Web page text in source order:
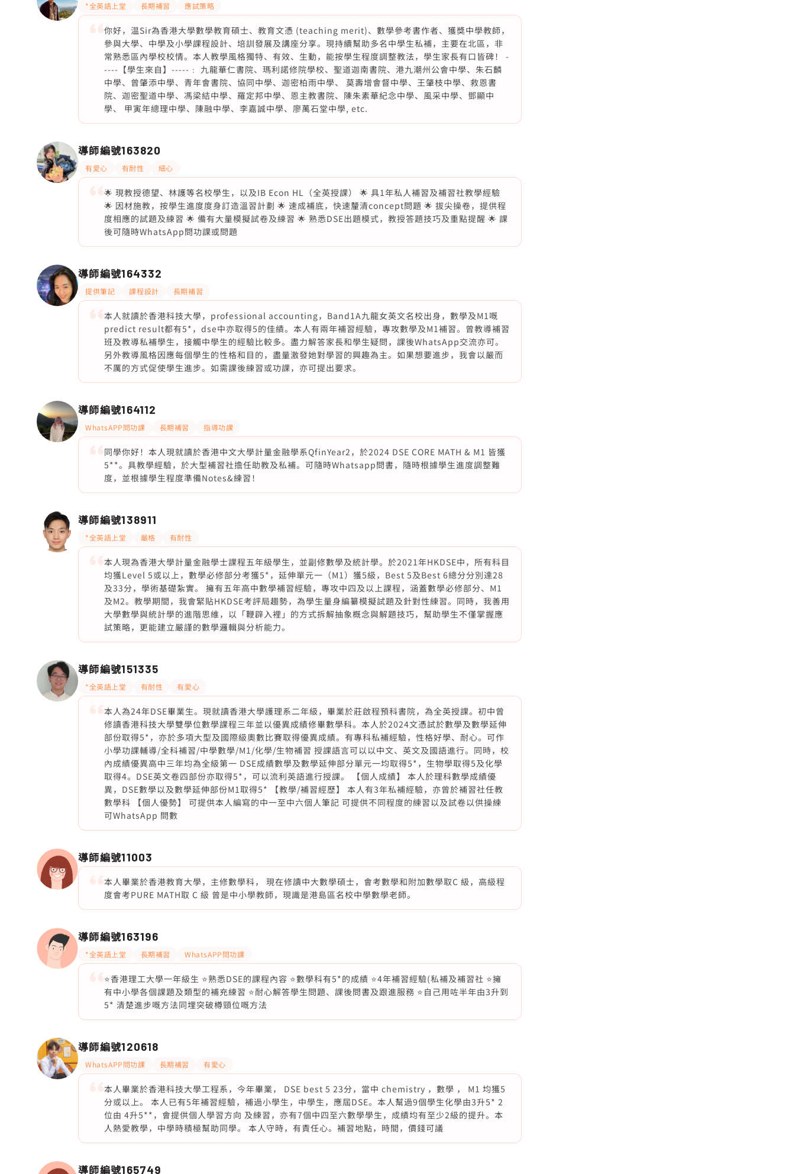
*全英語上堂 長期補習 應試策略
你好，温Sir為香港大學數學教育碩士、教育文憑 (teaching merit)、數學參考書作者、獲獎中學教師，
參與大學、中學及小學課程設計、培訓發展及講座分享。現持續幫助多名中學生私補，主要在北區，非
常熟悉區內學校校情。本人教學風格獨特、有效、生動，能按學生程度調整教法，學生家長有口皆碑！ -
----【學生來自】-----﹕ 九龍華仁書院、瑪利諾修院學校、聖道迦南書院、港九潮州公會中學、朱石麟
中學、曾肇添中學、青年會書院、協同中學、迦密柏雨中學、 莫壽增會督中學、王肇枝中學、救恩書
院、迦密聖道中學、馮梁結中學、羅定邦中學、恩主教書院、陳朱素華紀念中學、風采中學、鄧顯中
學、 甲寅年總理中學、陳融中學、李嘉誠中學、廖萬石堂中學, etc.
導師編號163820
有愛心 有耐性 細心
🌟 現教授德望、林護等名校學生，以及IB Econ HL（全英授課） 🌟 具1年私人補習及補習社教學經驗
🌟 因材施教，按學生進度度身訂造溫習計劃 🌟 速成補底，快速釐清concept問題 🌟 拔尖操卷，提供程
度相應的試題及練習 🌟 備有大量模擬試卷及練習 🌟 熟悉DSE出題模式，教授答題技巧及重點提醒 🌟 課
後可隨時WhatsApp問功課或問題
導師編號164332
提供筆記 課程設計 長期補習
本人就讀於香港科技大學，professional accounting，Band1A九龍女英文名校出身，數學及M1嘅
predict result都有5*，dse中亦取得5的佳績。本人有兩年補習經驗，專攻數學及M1補習。曾教導補習
班及教導私補學生，接觸中學生的經驗比較多。盡力解答家長和學生疑問，課後WhatsApp交流亦可。
另外教導風格因應每個學生的性格和目的，盡量激發她對學習的興趣為主。如果想要進步，我會以嚴而
不厲的方式促使學生進步。如需課後練習或功課，亦可提出要求。
導師編號164112
WhatsAPP問功課 長期補習 指導功課
同學你好！本人現就讀於香港中文大學計量金融學系QfinYear2，於2024 DSE CORE MATH & M1 皆獲
5**。具教學經驗，於大型補習社擔任助教及私補。可隨時Whatsapp問書，隨時根據學生進度調整難
度，並根據學生程度準備Notes&練習！
導師編號138911
*全英語上堂 嚴格 有耐性
本人現為香港大學計量金融學士課程五年級學生，並副修數學及統計學。於2021年HKDSE中，所有科目
均獲Level 5或以上，數學必修部分考獲5*，延伸單元一（M1）獲5級，Best 5及Best 6總分分別達28
及33分，學術基礎紮實。 擁有五年高中數學補習經驗，專攻中四及以上課程，涵蓋數學必修部分、M1
及M2。教學期間，我會緊貼HKDSE考評局趨勢，為學生量身編纂模擬試題及針對性練習。同時，我善用
大學數學與統計學的進階思維，以「鞭辟入裡」的方式拆解抽象概念與解題技巧，幫助學生不僅掌握應
試策略，更能建立嚴謹的數學邏輯與分析能力。
導師編號151335
*全英語上堂 有耐性 有愛心
本人為24年DSE畢業生。現就讀香港大學護理系二年級，畢業於莊啟程預科書院，為全英授課。初中曾
修讀香港科技大學雙學位數學課程三年並以優異成績修畢數學科。本人於2024文憑試於數學及數學延伸
部份取得5*，亦於多項大型及國際級奧數比賽取得優異成績。有專科私補經驗，性格好學、耐心。可作
小學功課輔導/全科補習/中學數學/M1/化學/生物補習 授課語言可以以中文、英文及國語進行。同時，校
內成績優異高中三年均為全級第一 DSE成績數學及數學延伸部分單元一均取得5*，生物學取得5及化學
取得4。DSE英文卷四部份亦取得5*，可以流利英語進行授課。 【個人成績】 本人於理科數學成績優
異，DSE數學以及數學延伸部份M1取得5* 【教學/補習經歷】 本人有3年私補經驗，亦曾於補習社任教
數學科 【個人優勢】 可提供本人編寫的中一至中六個人筆記 可提供不同程度的練習以及試卷以供操練
可WhatsApp 問數
導師編號11003
本人畢業於香港教育大學，主修數學科， 現在修讀中大數學碩士，會考數學和附加數學取C 級，高級程
度會考PURE MATH取 C 級 曾是中小學教師，現識是港島區名校中學數學老師。
導師編號163196
*全英語上堂 長期補習 WhatsAPP問功課
⭐️香港理工大學一年級生 ⭐️熟悉DSE的課程內容 ⭐️數學科有5*的成績 ⭐️4年補習經驗(私補及補習社 ⭐️擁
有中小學各個課題及類型的補充練習 ⭐️耐心解答學生問題、課後問書及跟進服務 ⭐️自己用咗半年由3升到
5* 清楚進步嘅方法同埋突破樽頸位嘅方法
導師編號120618
WhatsAPP問功課 長期補習 有愛心
本人畢業於香港科技大學工程系，今年畢業， DSE best 5 23分，當中 chemistry ，數學 ， M1 均獲5
分或以上。 本人已有5年補習經驗，補過小學生，中學生，應屆DSE。本人幫過9個學生化學由3升5* 2
位由 4升5**，會提供個人學習方向 及練習，亦有7個中四至六數學學生，成績均有至少2級的提升。本
人熱愛教學，中學時積極幫助同學。 本人守時，有責任心。補習地點，時間，價錢可議
導師編號165749